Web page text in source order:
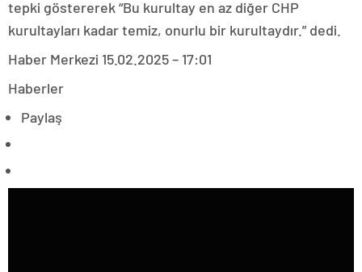
tepki göstererek “Bu kurultay en az diğer CHP
kurultayları kadar temiz, onurlu bir kurultaydır.” dedi.
Haber Merkezi 15.02.2025 – 17:01
Haberler
Paylaş